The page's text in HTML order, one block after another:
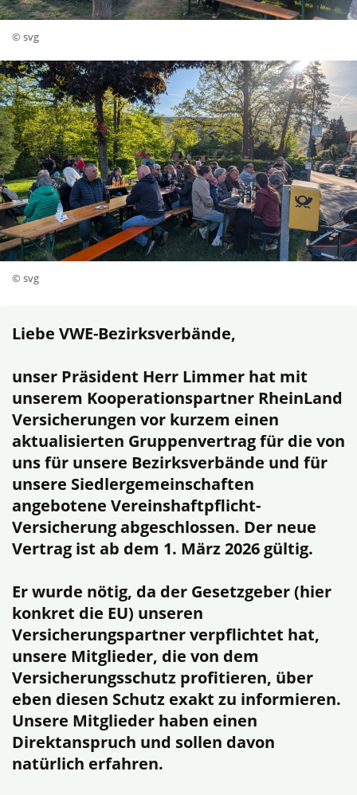
© svg
© svg
Liebe VWE-Bezirksverbände,
unser Präsident Herr Limmer hat mit
unserem Kooperationspartner RheinLand
Versicherungen vor kurzem einen
aktualisierten Gruppenvertrag für die von
uns für unsere Bezirksverbände und für
unsere Siedlergemeinschaften
angebotene Vereinshaftpflicht-
Versicherung abgeschlossen. Der neue
Vertrag ist ab dem 1. März 2026 gültig.
Er wurde nötig, da der Gesetzgeber (hier
konkret die EU) unseren
Versicherungspartner verpflichtet hat,
unsere Mitglieder, die von dem
Versicherungsschutz profitieren, über
eben diesen Schutz exakt zu informieren.
Unsere Mitglieder haben einen
Direktanspruch und sollen davon
natürlich erfahren.